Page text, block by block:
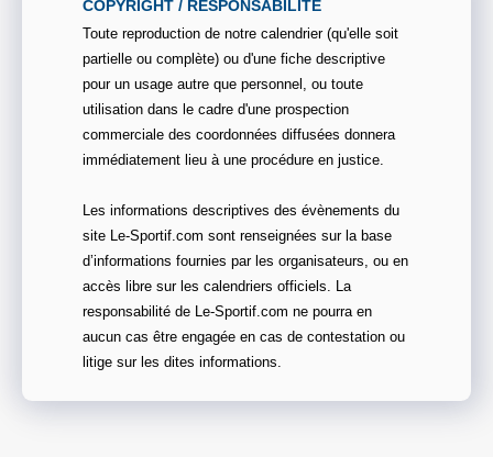
COPYRIGHT / RESPONSABILITE
Toute reproduction de notre calendrier (qu'elle soit
partielle ou complète) ou d'une fiche descriptive
pour un usage autre que personnel, ou toute
utilisation dans le cadre d'une prospection
commerciale des coordonnées diffusées donnera
immédiatement lieu à une procédure en justice.
Les informations descriptives des évènements du
site Le-Sportif.com sont renseignées sur la base
d’informations fournies par les organisateurs, ou en
accès libre sur les calendriers officiels. La
responsabilité de Le-Sportif.com ne pourra en
aucun cas être engagée en cas de contestation ou
litige sur les dites informations.